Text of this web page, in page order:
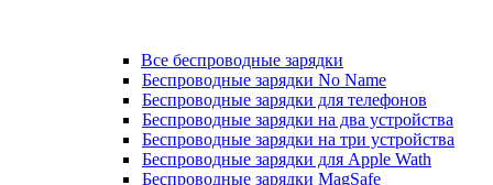
Все беспроводные зарядки
Беспроводные зарядки No Name
Беспроводные зарядки для телефонов
Беспроводные зарядки на два устройства
Беспроводные зарядки на три устройства
Беспроводные зарядки для Apple Wath
Беспроводные зарядки MagSafe